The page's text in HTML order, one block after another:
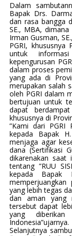
Dalam
Bapak Drs.
dan rasa bangga
SE., MBA,
Irman Gusman,
PGRI, khususnya
untuk
kepengurusan
dalam proses
yang ada di
merupakan salah
oleh PGRI dalam
bertujuan untuk
dapat
khususnya di
”Kami dari PGRI
kepada Bapak
menjaga agar
dana (Sertifikasi
dikarenakan saat
tentang ”RUU
kepada Bapak
memperjuangkan
yang lebih tegas
dan aman yang
tersebut dapat
yang
Indonesia”ujarnya.
Selanjutnya